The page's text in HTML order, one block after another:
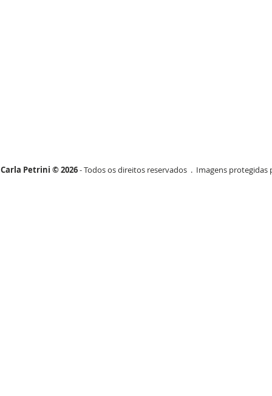
Carla Petrini © 2026- Todos os direitos reservados . Imagens